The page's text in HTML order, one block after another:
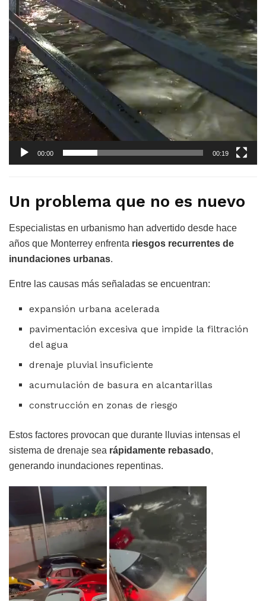
00:00 00:19
Un problema que no es nuevo
Especialistas en urbanismo han advertido desde hace
años que Monterrey enfrenta riesgos recurrentes de
inundaciones urbanas.
Entre las causas más señaladas se encuentran:
expansión urbana acelerada
pavimentación excesiva que impide la filtración
del agua
drenaje pluvial insuficiente
acumulación de basura en alcantarillas
construcción en zonas de riesgo
Estos factores provocan que durante lluvias intensas el
sistema de drenaje sea rápidamente rebasado,
generando inundaciones repentinas.